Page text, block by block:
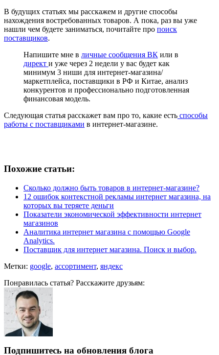
В будущих статьях мы расскажем и другие способы
нахождения востребованных товаров. А пока, раз вы уже
нашли чем будете заниматься, почитайте про поиск
поставщиков.
Напишите мне в личные сообщения ВК или в
директ и уже через 2 недели у вас будет как
минимум 3 ниши для интернет-магазина/
маркетплейса, поставщики в РФ и Китае, анализ
конкурентов и профессионально подготовленная
финансовая модель.
Следующая статья расскажет вам про то, какие есть способы
работы с поставщиками в интернет-магазине.
Похожие статьи:
Сколько должно быть товаров в интернет-магазине?
12 ошибок контекстной рекламы интернет магазина, на
которых вы теряете деньги
Показатели экономической эффективности интернет
магазинов
Аналитика интернет магазина с помощью Google
Analytics.
Поставщик для интернет магазина. Поиск и выбор.
Метки: google, ассортимент, яндекс
Понравилась статья? Расскажите друзьям:
Подпишитесь на обновления блога